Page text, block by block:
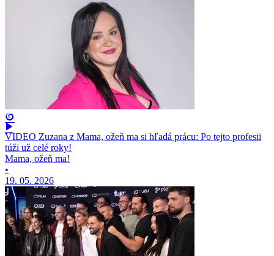
VIDEO Zuzana z Mama, ožeň ma si hľadá prácu: Po tejto profesii
túži už celé roky!
Mama, ožeň ma!
•
19. 05. 2026